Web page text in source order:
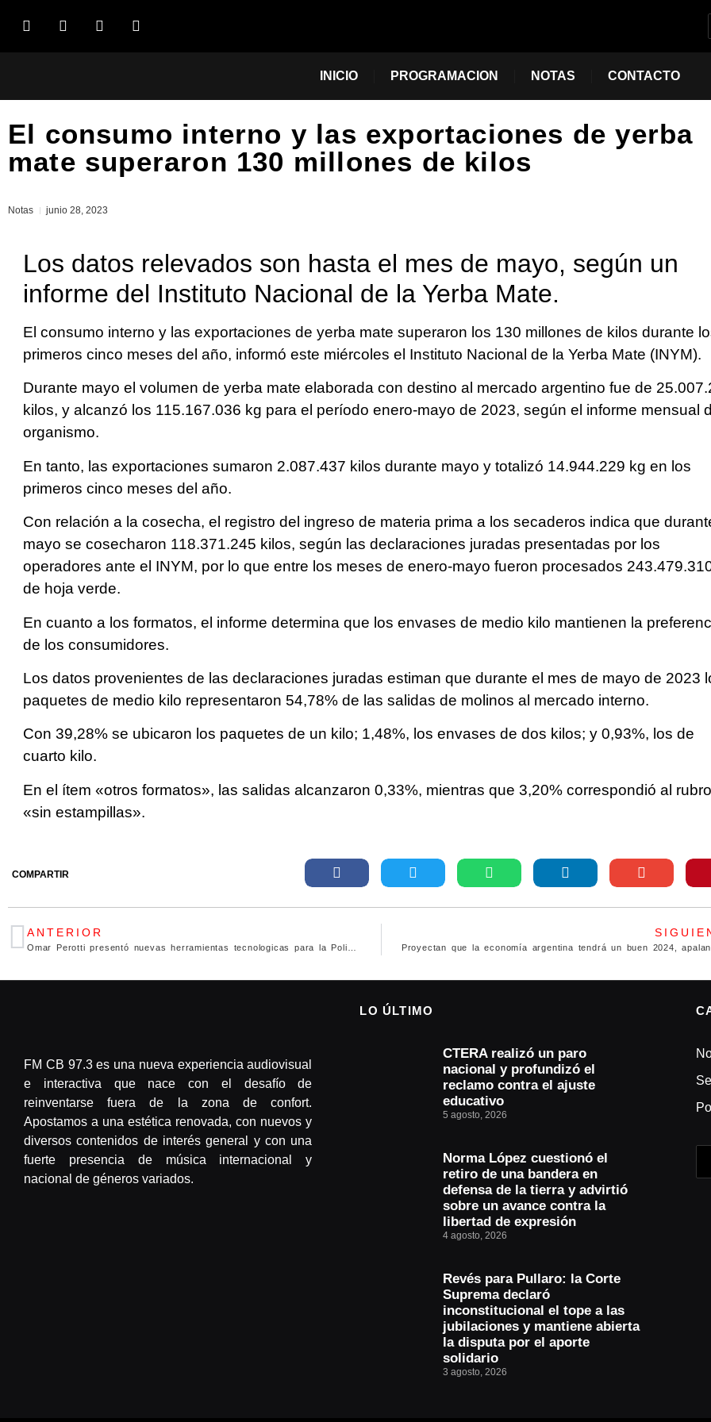
INICIO PROGRAMACION NOTAS CONTACTO
El consumo interno y las exportaciones de yerba
mate superaron 130 millones de kilos
Notas junio 28, 2023
Los datos relevados son hasta el mes de mayo, según un
informe del Instituto Nacional de la Yerba Mate.
El consumo interno y las exportaciones de yerba mate superaron los 130 millones de kilos durante
primeros cinco meses del año, informó este miércoles el Instituto Nacional de la Yerba Mate (INYM).
Durante mayo el volumen de yerba mate elaborada con destino al mercado argentino fue de
kilos, y alcanzó los 115.167.036 kg para el período enero-mayo de 2023, según el informe mensual
organismo.
En tanto, las exportaciones sumaron 2.087.437 kilos durante mayo y totalizó 14.944.229 kg en los
primeros cinco meses del año.
Con relación a la cosecha, el registro del ingreso de materia prima a los secaderos indica que
mayo se cosecharon 118.371.245 kilos, según las declaraciones juradas presentadas por los
operadores ante el INYM, por lo que entre los meses de enero-mayo fueron procesados
de hoja verde.
En cuanto a los formatos, el informe determina que los envases de medio kilo mantienen la
de los consumidores.
Los datos provenientes de las declaraciones juradas estiman que durante el mes de mayo de 2023
paquetes de medio kilo representaron 54,78% de las salidas de molinos al mercado interno.
Con 39,28% se ubicaron los paquetes de un kilo; 1,48%, los envases de dos kilos; y 0,93%, los de
cuarto kilo.
En el ítem «otros formatos», las salidas alcanzaron 0,33%, mientras que 3,20% correspondió al rubro
«sin estampillas».
COMPARTIR
ANTERIOR
FM CB 97.3 es una nueva experiencia audiovisual
e interactiva que nace con el desafío de
reinventarse fuera de la zona de confort.
Apostamos a una estética renovada, con nuevos y
diversos contenidos de interés general y con una
fuerte presencia de música internacional y
nacional de géneros variados.
LO ÚLTIMO
CTERA realizó un paro
nacional y profundizó el
reclamo contra el ajuste
educativo
5 agosto, 2026
Norma López cuestionó el
retiro de una bandera en
defensa de la tierra y advirtió
sobre un avance contra la
libertad de expresión
4 agosto, 2026
Revés para Pullaro: la Corte
Suprema declaró
inconstitucional el tope a las
jubilaciones y mantiene abierta
la disputa por el aporte
solidario
3 agosto, 2026